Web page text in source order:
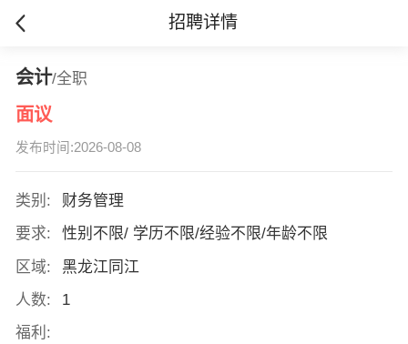
招聘详情
会计/全职
面议
发布时间:2026-08-08
类别:
财务管理
要求:
性别不限/ 学历不限/经验不限/年龄不限
区域:
黑龙江同江
人数:
1
福利: